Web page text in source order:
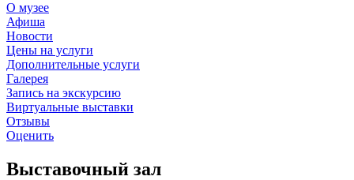
О музее
Афиша
Новости
Цены на услуги
Дополнительные услуги
Галерея
Запись на экскурсию
Виртуальные выставки
Отзывы
Оценить
Выставочный зал